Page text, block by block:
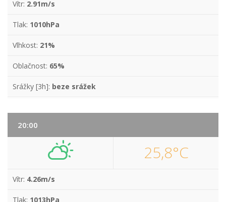
Vítr: 2.91m/s
Tlak: 1010hPa
Vlhkost: 21%
Oblačnost: 65%
Srážky [3h]: beze srážek
20:00
25,8°C
Vítr: 4.26m/s
Tlak: 1013hPa